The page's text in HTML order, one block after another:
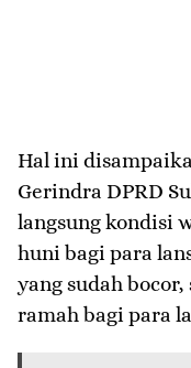
Hal ini
Gerindra DPRD
langsung kondisi
huni bagi para
yang sudah
ramah bagi para